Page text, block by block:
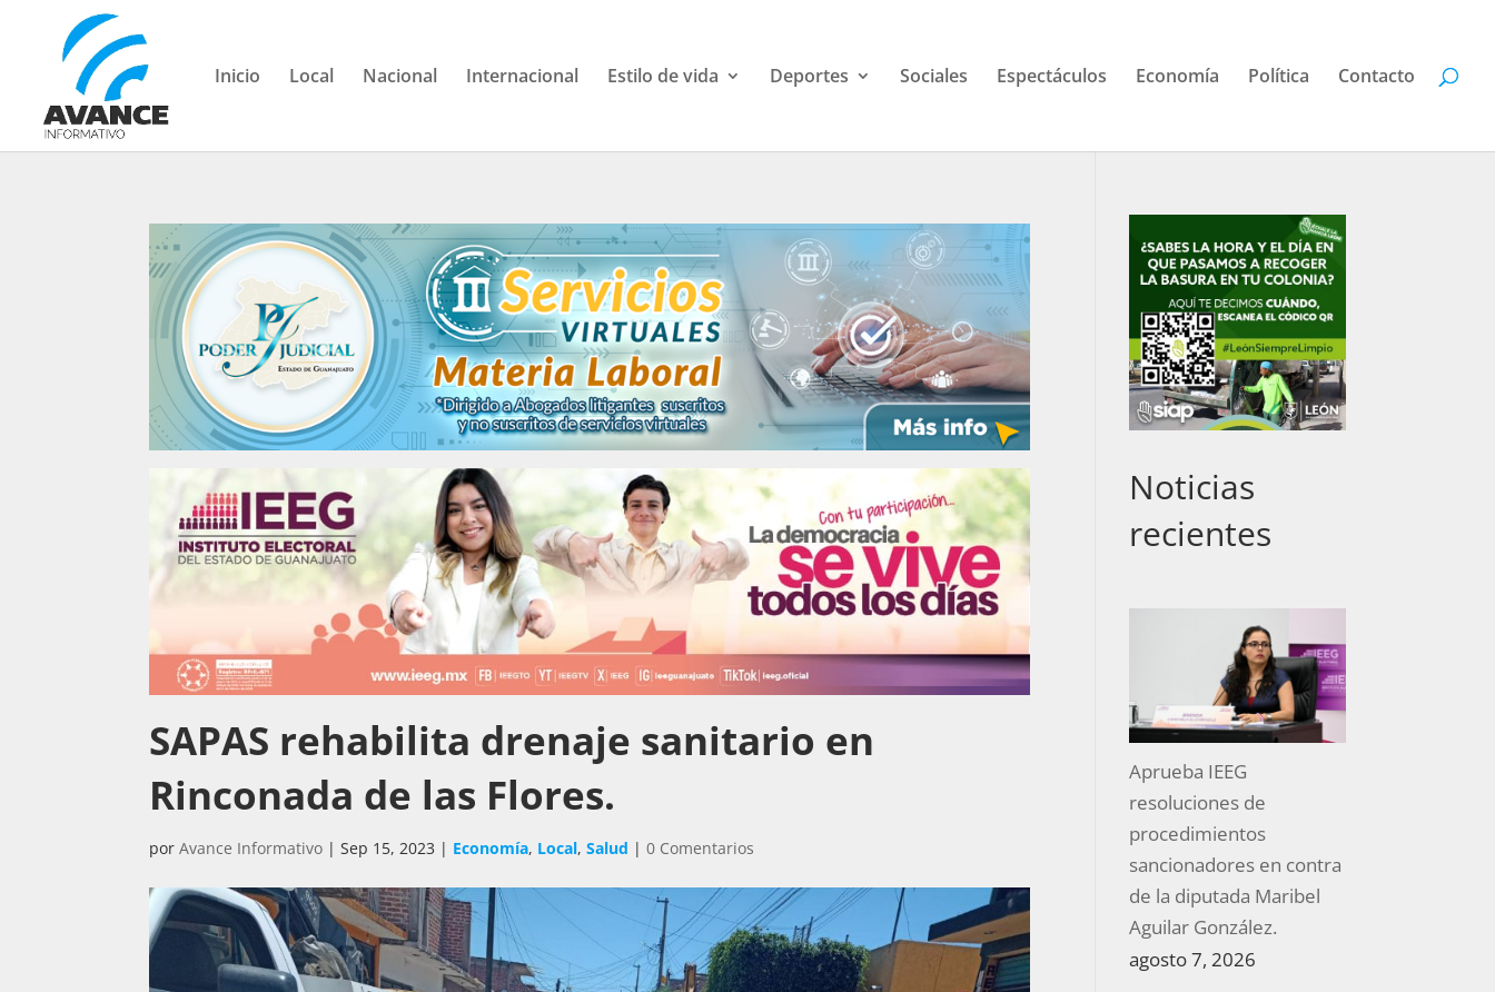
Inicio Local Nacional Internacional Estilo de vida Deportes Sociales Espectáculos Economía Política Contacto
SAPAS rehabilita drenaje sanitario en
Rinconada de las Flores.
porAvance Informativo |Sep 15, 2023 | Economía, Local,Salud |0 Comentarios
Noticias
recientes
Aprueba IEEG
resoluciones de
procedimientos
sancionadores en contra
de la diputada Maribel
Aguilar González.
agosto 7, 2026